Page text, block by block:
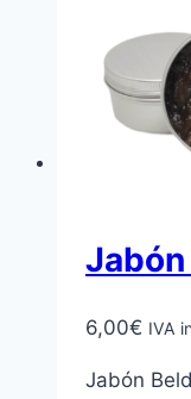
6,00€ IVA
Jabón